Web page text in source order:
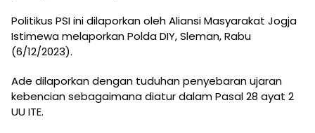
Politikus PSI ini dilaporkan oleh Aliansi Masyarakat Jogja
Istimewa melaporkan Polda DIY, Sleman, Rabu
(6/12/2023).
Ade dilaporkan dengan tuduhan penyebaran ujaran
kebencian sebagaimana diatur dalam Pasal 28 ayat 2
UU ITE.